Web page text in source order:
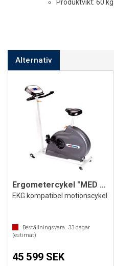
Produktvikt: 60 kg
Alternativ
Ergometercykel "MED 2000"
EKG kompatibel motionscykel
Beställningsvara. 33 dagar
(estimat)
45 599 SEK